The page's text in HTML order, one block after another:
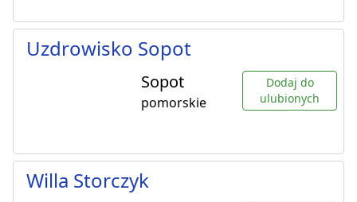
Uzdrowisko Sopot
Sopot
pomorskie
Dodaj do
ulubionych
Willa Storczyk